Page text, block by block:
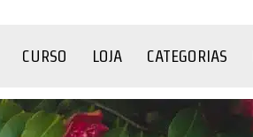
CURSO LOJA CATEGORIAS